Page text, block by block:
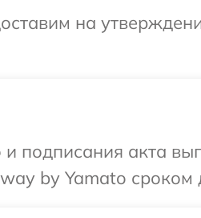
на
и подписания акта
by Yamato сроком